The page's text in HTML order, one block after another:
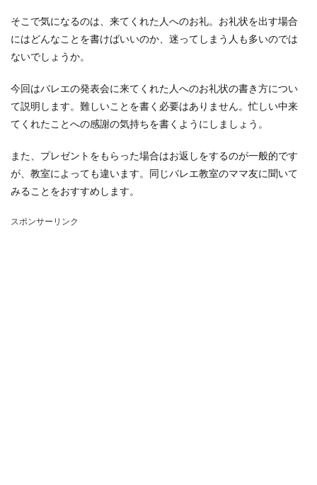
そこで気になるのは、来てくれた人へのお礼。お礼状を出す場合
にはどんなことを書けばいいのか、迷ってしまう人も多いのでは
ないでしょうか。
今回はバレエの発表会に来てくれた人へのお礼状の書き方につい
て説明します。難しいことを書く必要はありません。忙しい中来
てくれたことへの感謝の気持ちを書くようにしましょう。
また、プレゼントをもらった場合はお返しをするのが一般的です
が、教室によっても違います。同じバレエ教室のママ友に聞いて
みることをおすすめします。
スポンサーリンク